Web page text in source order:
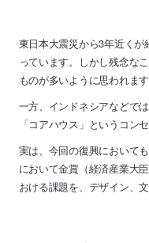
東日本大震災から3年近く
っています。しかし残念な
ものが多いように思われます
一方、インドネシアなどで
「コアハウス」というコン
実は、今回の復興において
において金賞（経済産業大
おける課題を、デザイン、